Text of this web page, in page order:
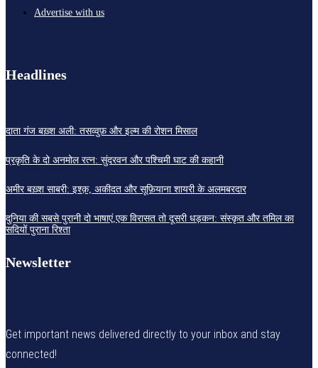
Advertise with us
Headlines
दाता गंज बख़्श अली: तसव्वुफ़ और इल्म की रोशन मिसाल
प्रकृति के दो अनमोल रत्न: सुंदरवन और पश्चिमी घाट की कहानी
अमीर बख़्श साबरी: इश्क़, अकीदत और सूफ़ियाना शायरी के अलमबरदार
दुनिया की सबसे पुरानी दो भाषाएं,एक विरासत तो दूसरी धड़कन: संस्कृत और तमिल का
सदियों पुराना रिश्ता
Newsletter
Get important news delivered directly to your inbox and stay
connected!